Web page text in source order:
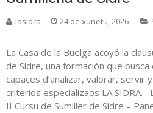
lasidra 24 de xunetu, 2026
La Casa de la Buelga acoyó la
de Sidre, una formación que
capaces d’analizar, valorar, servir
criterios especializaos LA
II Cursu de Sumiller de Sidre –